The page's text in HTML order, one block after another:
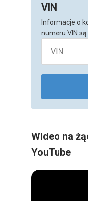
VIN
Informacje o
numeru VIN
Wideo na
YouTube